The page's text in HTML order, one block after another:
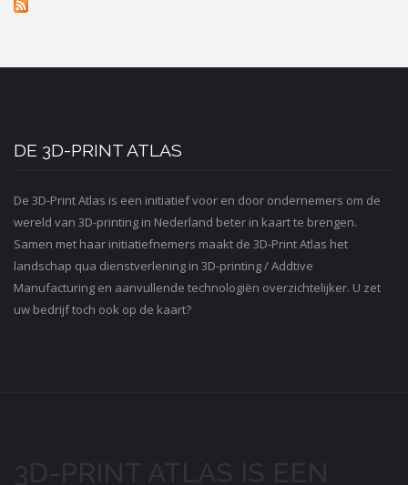
DE 3D-PRINT ATLAS
De 3D-Print Atlas is een initiatief voor en door ondernemers om de
wereld van 3D-printing in Nederland beter in kaart te brengen.
Samen met haar initiatiefnemers maakt de 3D-Print Atlas het
landschap qua dienstverlening in 3D-printing / Addtive
Manufacturing en aanvullende technologiën overzichtelijker. U zet
uw bedrijf toch ook op de kaart?